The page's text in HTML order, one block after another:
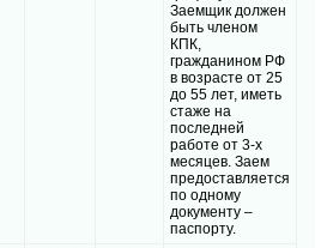
Заемщик должен
быть членом
КПК,
гражданином РФ
в возрасте от 25
до 55 лет, иметь
стаже на
последней
работе от 3-х
месяцев. Заем
предоставляется
по одному
документу –
паспорту.